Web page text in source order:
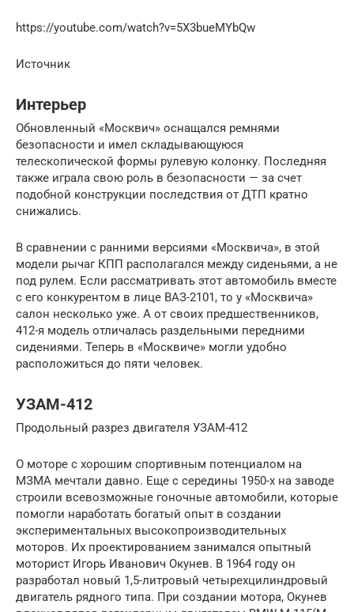
https://youtube.com/watch?v=5X3bueMYbQw
Источник
Интерьер
Обновленный «Москвич» оснащался ремнями
безопасности и имел складывающуюся
телескопической формы рулевую колонку. Последняя
также играла свою роль в безопасности — за счет
подобной конструкции последствия от ДТП кратно
снижались.
В сравнении с ранними версиями «Москвича», в этой
модели рычаг КПП располагался между сиденьями, а не
под рулем. Если рассматривать этот автомобиль вместе
с его конкурентом в лице ВАЗ-2101, то у «Москвича»
салон несколько уже. А от своих предшественников,
412-я модель отличалась раздельными передними
сидениями. Теперь в «Москвиче» могли удобно
расположиться до пяти человек.
УЗАМ-412
Продольный разрез двигателя УЗАМ-412
О моторе с хорошим спортивным потенциалом на
МЗМА мечтали давно. Еще с середины 1950-х на заводе
строили всевозможные гоночные автомобили, которые
помогли наработать богатый опыт в создании
экспериментальных высокопроизводительных
моторов. Их проектированием занимался опытный
моторист Игорь Иванович Окунев. В 1964 году он
разработал новый 1,5-литровый четырехцилиндровый
двигатель рядного типа. При создании мотора, Окунев